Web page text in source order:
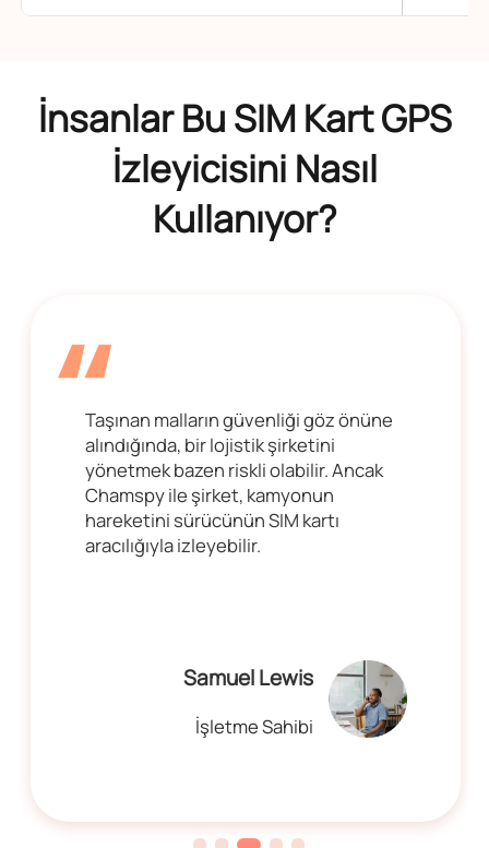
İnsanlar Bu SIM Kart GPS
İzleyicisini Nasıl
Kullanıyor?
Taşınan malların güvenliği göz önüne
alındığında, bir lojistik şirketini
yönetmek bazen riskli olabilir. Ancak
Chamspy ile şirket, kamyonun
hareketini sürücünün SIM kartı
aracılığıyla izleyebilir.
Samuel Lewis
İşletme Sahibi